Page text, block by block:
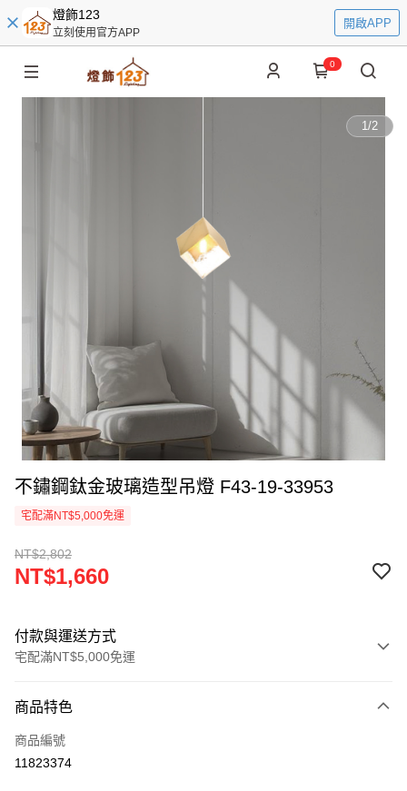
燈飾123
立刻使用官方APP
開啟APP
0
1/2
不鏽鋼鈦金玻璃造型吊燈 F43-19-33953
宅配滿NT$5,000免運
NT$2,802
NT$1,660
付款與運送方式
宅配滿NT$5,000免運
信用卡一次付款
LINE Pay
商品特色
商品編號
11823374